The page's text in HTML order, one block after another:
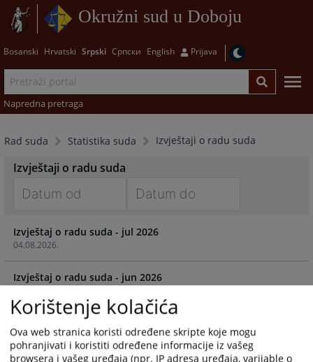
Okružni sud u Doboju
Bosanski Hrvatski Srpski Српски English Prijava
Napredna pretraga
Rad suda Statistika suda Izvještaji o radu suda
Izvještaji o radu suda
forward
to
interact
with
calendar
select
a
forward
interact
with
calendar
and
select
a
04.08.2026.
Izvještaj o radu suda - jul 2026
Izvještaj o radu suda - jun 2026
01.06.2026.
Izvještaj o radu suda - maj 2026
Korištenje kolačića
Ova web stranica koristi određene skripte koje mogu
pohranjivati i koristiti određene informacije iz vašeg
browsera i vašeg uređaja (npr. IP adresa uređaja, varijable o